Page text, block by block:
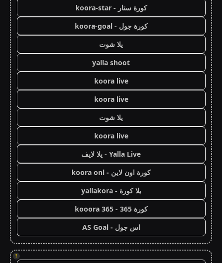
كورة ستار - koora-star
كورة جول - koora-goal
يلا شوت
yalla shoot
koora live
koora live
يلا شوت
koora live
Yalla Live - يلا لايف
كورة اون لاين - koora onl
يلا كورة - yallakora
كورة 365 - kooora 365
اس جول - AS Goal
!